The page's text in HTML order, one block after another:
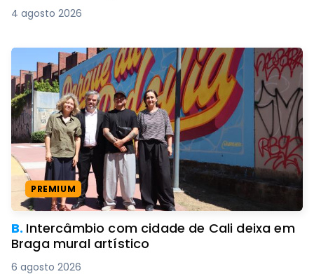
4 agosto 2026
PREMIUM
B. Intercâmbio com cidade de Cali deixa em
Braga mural artístico
6 agosto 2026